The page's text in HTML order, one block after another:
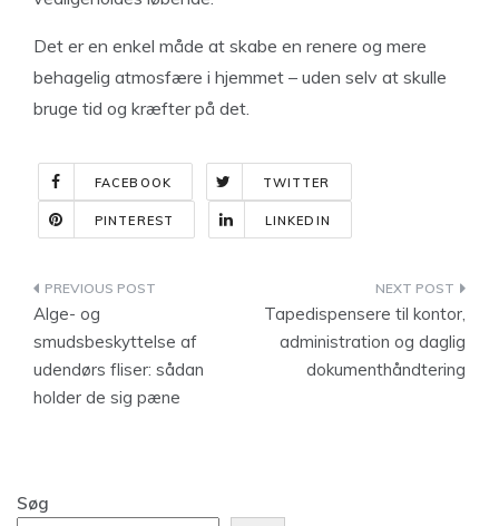
Det er en enkel måde at skabe en renere og mere
behagelig atmosfære i hjemmet – uden selv at skulle
bruge tid og kræfter på det.
FACEBOOK TWITTER
PINTEREST LINKEDIN
Indlægsnavigation
Alge- og
smudsbeskyttelse af
udendørs fliser: sådan
holder de sig pæne
Tapedispensere til kontor,
administration og daglig
dokumenthåndtering
Søg